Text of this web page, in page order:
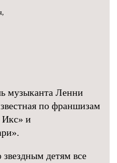
музыканта Ленни
по франшизам
Икс» и
звездным детям все